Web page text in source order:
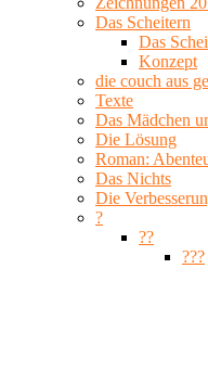
Das Scheitern
Das
Konzept
die couch aus
Texte
Das Mädchen
Die Lösung
Roman:
Das Nichts
Die
?
??
???